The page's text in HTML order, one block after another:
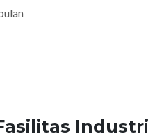
Industri